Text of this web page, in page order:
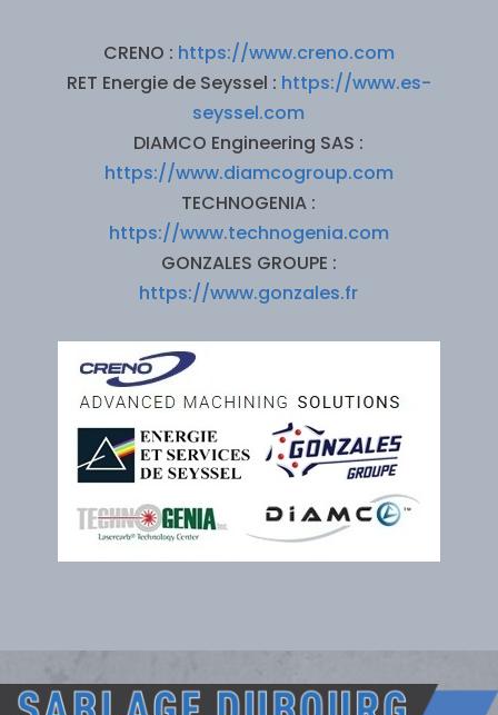
CRENO : https://www.creno.com
RET Energie de Seyssel : https://www.es-
seyssel.com
DIAMCO Engineering SAS :
https://www.diamcogroup.com
TECHNOGENIA :
https://www.technogenia.com
GONZALES GROUPE :
https://www.gonzales.fr